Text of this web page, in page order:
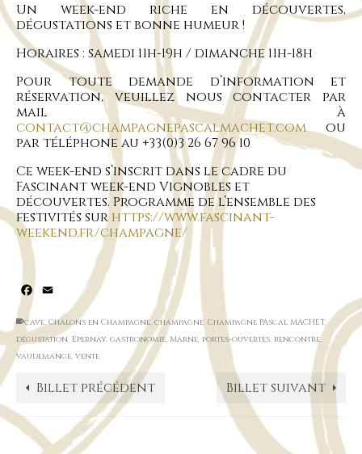
Un week-end riche en découvertes,
dégustations et bonne humeur !
Horaires : samedi 11h-19h / dimanche 11h-18h
Pour toute demande d’information et
réservation, veuillez nous contacter par
mail à
contact@champagnepascalmachet.comou
par téléphone au +33(0)3 26 67 96 10
Ce week-end s’inscrit dans le cadre du
Fascinant week-end Vignobles et
découvertes. Programme de l’ensemble des
festivités surhttps://www.fascinant-
weekend.fr/champagne/
Facebook
Email
cave,Châlons en Champagne, champagne, Champagne PAscal MACHET,
dégustation, Epernay, gastronomie, Marne, portes-ouvertes, rencontre,
vaudemange, vente
Billet précédent Billet suivant